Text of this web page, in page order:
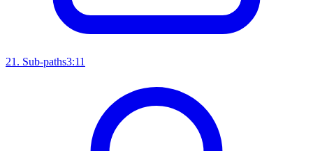
21 . Sub-paths3:11